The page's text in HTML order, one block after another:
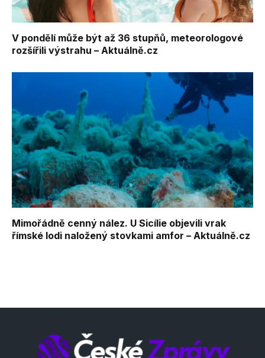
V pondělí může být až 36 stupňů, meteorologové
rozšířili výstrahu – Aktuálně.cz
Mimořádně cenný nález. U Sicílie objevili vrak
římské lodi naložený stovkami amfor – Aktuálně.cz